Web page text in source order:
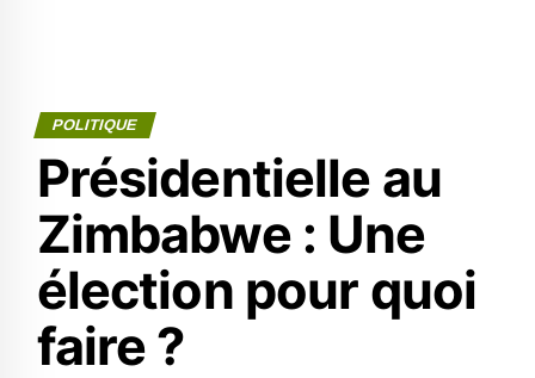
POLITIQUE
Présidentielle au
Zimbabwe : Une
élection pour quoi
faire ?